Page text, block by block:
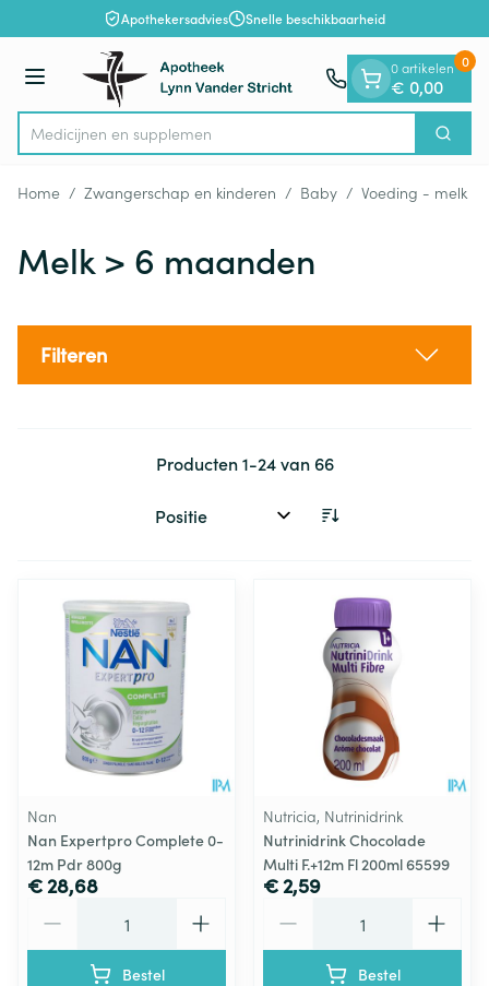
Ga naar de inhoudApothekersadvies Snelle beschikbaarheid
Menu
Product, merk, categorie...
Med Zoek
0 artikelen
€ 0,00
0
Home / Zwangerschap en kinderen / Baby / Voeding - melk
Melk > 6 maanden
Filteren
Producten1-24van66
Sorteer op:
Nan
Nan Expertpro Complete 0-
12m Pdr 800g
€ 28,68
Bestel
Nutricia, Nutrinidrink
Nutrinidrink Chocolade
Multi F.+12m Fl 200ml 65599
€ 2,59
Bestel